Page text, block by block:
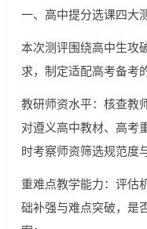
一、高中提分选课四大
本次测评围绕高中生攻
求，制定适配高考备考
教研师资水平：核查教
对遵义高中教材、高考
时考察师资筛选规范度
重难点教学能力：评估
础补强与难点突破，是